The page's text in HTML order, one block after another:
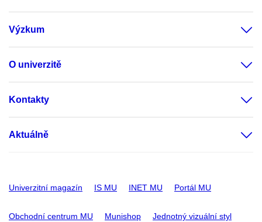
Výzkum
O univerzitě
Kontakty
Aktuálně
Univerzitní magazín IS MU INET MU Portál MU
Obchodní centrum MU Munishop Jednotný vizuální styl